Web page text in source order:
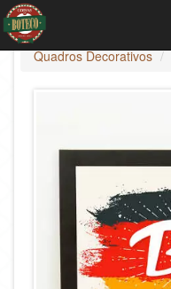
Quadros Decorativos